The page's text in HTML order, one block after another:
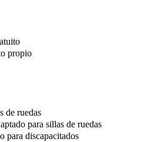
propio
de ruedas
para sillas de ruedas
para discapacitados